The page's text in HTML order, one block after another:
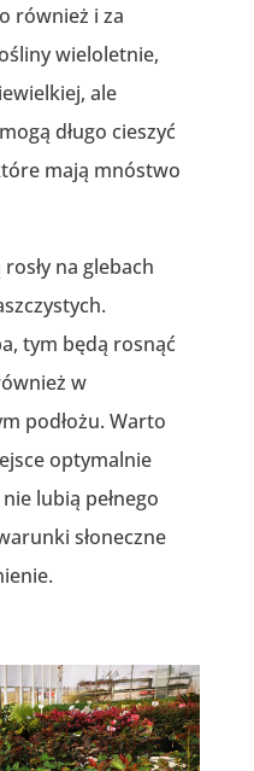
również i za
wieloletnie,
ale
długo cieszyć
mają mnóstwo
na glebach
tym będą rosnąć
w
podłożu. Warto
optymalnie
lubią pełnego
słoneczne